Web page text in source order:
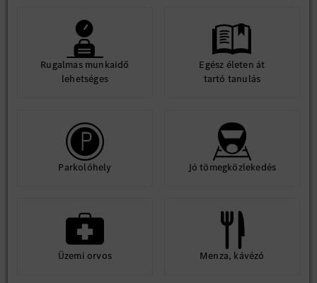
Rugalmas munkaidő
lehetséges
Egész életen át
tartó tanulás
Parkolóhely Jó tömegközlekedés
Üzemi orvos Menza, kávézó